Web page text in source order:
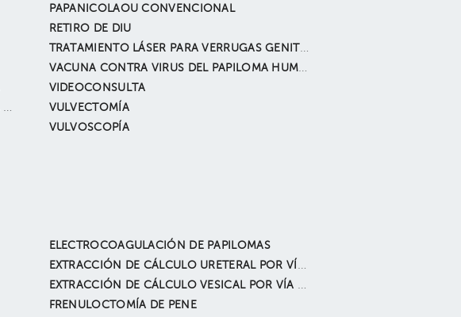
CONSULTA GINECOLOGICA + COLPOSCOPIA + BIOPSIA
PAPANICOLAOU CONVENCIONAL
RETIRO DE DIU
TRATAMIENTO LÁSER PARA VERRUGAS GENITALES
VACUNA CONTRA VIRUS DEL PAPILOMA HUMANO
VIDEOCONSULTA
VULVECTOMÍA
VULVOSCOPÍA
ELECTROCOAGULACIÓN DE PAPILOMAS
EXTRACCIÓN DE CÁLCULO URETERAL POR VÍA ENDOSCÓPICA
EXTRACCIÓN DE CÁLCULO VESICAL POR VÍA ENDOSCÓPICA
FRENULOCTOMÍA DE PENE